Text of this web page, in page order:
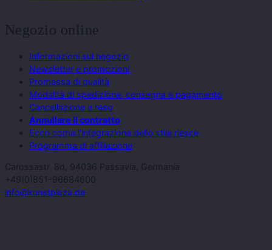
Negozio online
Informazioni sul negozio
Newsletter e promozioni
Promessa di qualità
Modalità di spedizione, consegna e pagamento
Cancellazione e reso
Annullare il contratto
Ecco come l'integrazione dello stile riesce
Programma di affiliazione
Carossastr. 8d, 94036 Passavia, Germania
+49(0)851-96684600
info@kunstplaza.de